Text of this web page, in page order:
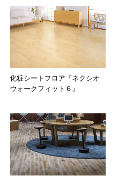
化粧シートフロア『ネクシオ
ウォークフィット６』